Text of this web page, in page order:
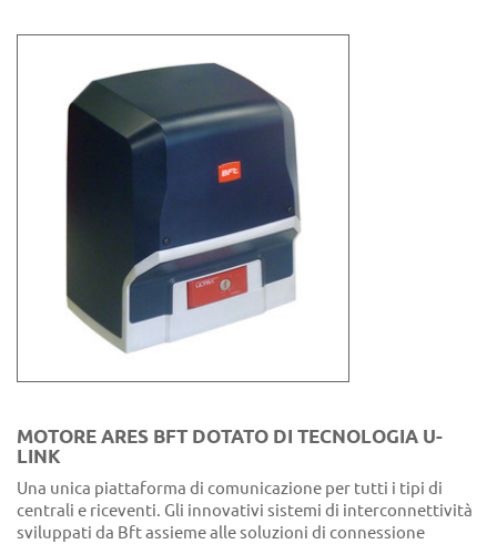
MOTORE ARES BFT DOTATO DI TECNOLOGIA U-
LINK
Una unica piattaforma di comunicazione per tutti i tipi di
centrali e riceventi. Gli innovativi sistemi di interconnettività
sviluppati da Bft assieme alle soluzioni di connessione